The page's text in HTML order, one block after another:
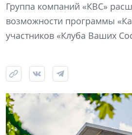
Группа компаний «КВС»
возможности программы
участников «Клуба Ваших